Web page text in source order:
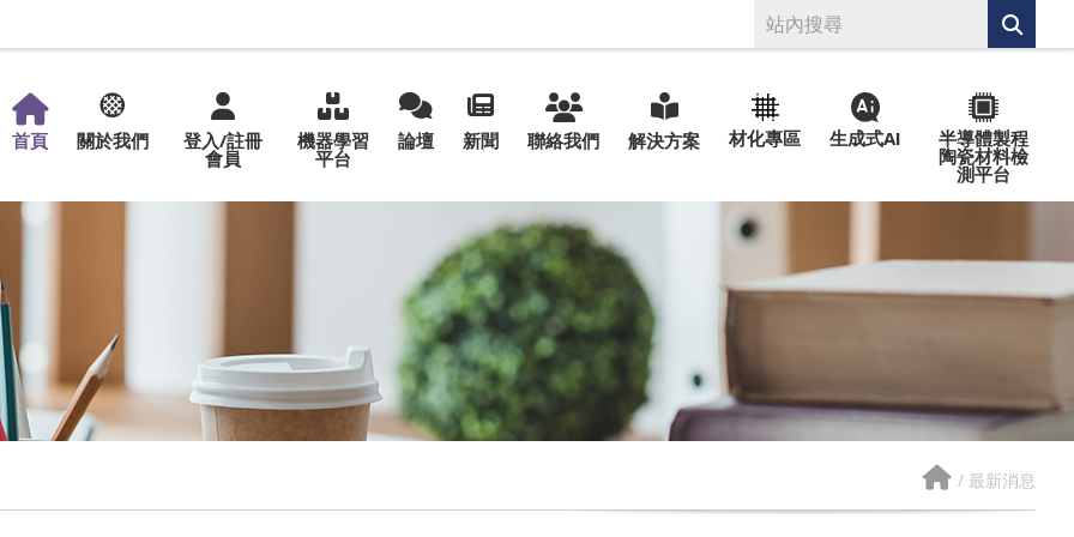
首頁 關於我們 登入/註冊
會員
機器學習
平台
論壇 新聞 聯絡我們 解決方案 材化專區 生成式AI 半導體製程
陶瓷材料檢
測平台
/ 最新消息